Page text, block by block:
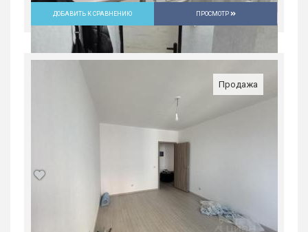
Продается 1-комн. квартира, 34,8 м²
ДОБАВИТЬ К СРАВНЕНИЮ ПРОСМОТР
Продажа